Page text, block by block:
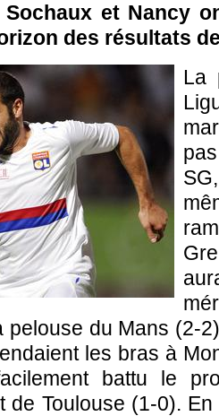
Sochaux et Nancy
des résultats
La
SG
pelouse du Mans (2-
les bras à
battu le
de Toulouse (1-0).